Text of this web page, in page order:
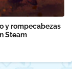
y rompecabezas
Steam